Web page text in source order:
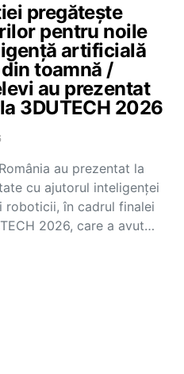
pregătește
pentru noile
artificială
toamnă /
au prezentat
3DUTECH 2026
au prezentat la
cu ajutorul inteligenței
roboticii, în cadrul finalei
2026, care a avut…